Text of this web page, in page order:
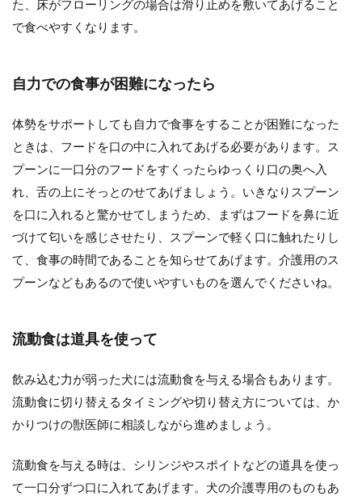
た、床がフローリングの場合は滑り止めを敷いてあげること
で食べやすくなります。
自力での食事が困難になったら
体勢をサポートしても自力で食事をすることが困難になった
ときは、フードを口の中に入れてあげる必要があります。ス
プーンに一口分のフードをすくったらゆっくり口の奥へ入
れ、舌の上にそっとのせてあげましょう。いきなりスプーン
を口に入れると驚かせてしまうため、まずはフードを鼻に近
づけて匂いを感じさせたり、スプーンで軽く口に触れたりし
て、食事の時間であることを知らせてあげます。介護用のス
プーンなどもあるので使いやすいものを選んでくださいね。
流動食は道具を使って
飲み込む力が弱った犬には流動食を与える場合もあります。
流動食に切り替えるタイミングや切り替え方については、か
かりつけの獣医師に相談しながら進めましょう。
流動食を与える時は、シリンジやスポイトなどの道具を使っ
て一口分ずつ口に入れてあげます。犬の介護専用のものもあ